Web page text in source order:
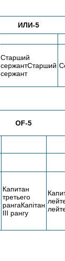
ИЛИ-5
Старший
сержантСтарший
сержант
OF-5
Капитан
третьего
рангаКапітан
III рангу